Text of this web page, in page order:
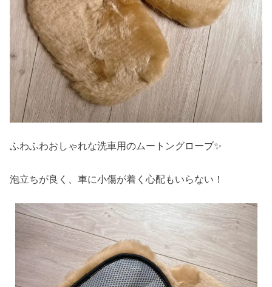
ふわふわおしゃれな洗車用のムートングローブ✨
泡立ちが良く、車に小傷が着く心配もいらない！